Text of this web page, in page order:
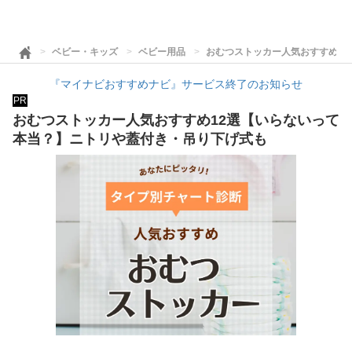
ベビー・キッズ ベビー用品 おむつストッカー人気おすすめ
『マイナビおすすめナビ』サービス終了のお知らせ
PR
おむつストッカー人気おすすめ12選【いらないって
本当？】ニトリや蓋付き・吊り下げ式も